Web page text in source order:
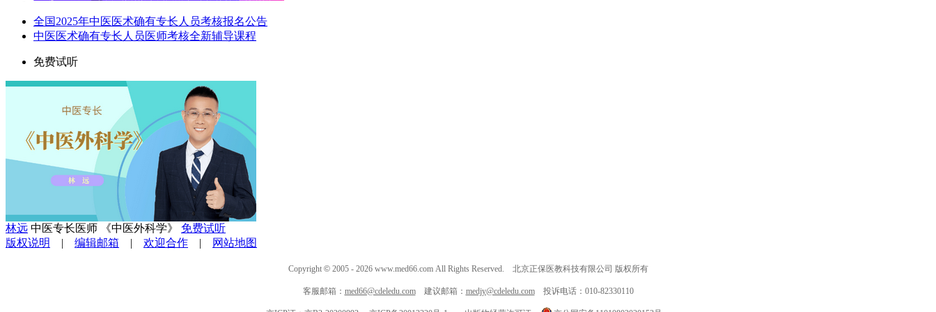
全国2025年中医医术确有专长人员考核报名公告
中医医术确有专长人员医师考核全新辅导课程
免费试听
林远 中医专长医师 《中医外科学》
免费试听
版权说明
| 编辑邮箱 | 欢迎合作 | 网站地图
Copyright ©2005 - 2026www.med66.com All Rights Reserved. 北京正保医教科技有限公司 版权所有
客服邮箱： med66@cdeledu.com建议邮箱： medjy@cdeledu.com投诉电话：010-82330110